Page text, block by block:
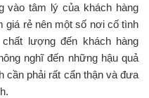
vào tâm lý của khách hàng
giá rẻ nên một số nơi cố tình
lượng đến khách hàng
nghĩ đến những hậu quả
cần phải rất cẩn thận và đưa